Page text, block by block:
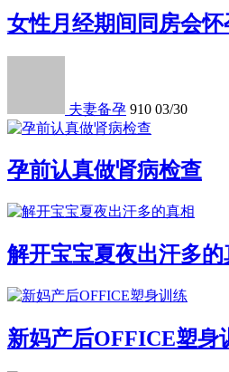
女性月经期间同房会怀
夫妻备孕 910 03/30
孕前认真做肾病检查
解开宝宝夏夜出汗多的
新妈产后OFFICE塑身